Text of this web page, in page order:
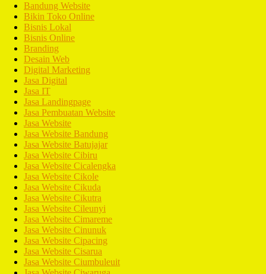
Bandung Website
Bikin Toko Online
Bisnis Lokal
Bisnis Online
Branding
Desain Web
Digital Marketing
Jasa Digital
Jasa IT
Jasa Landingpage
Jasa Pembuatan Website
Jasa Website
Jasa Website Bandung
Jasa Website Batujajar
Jasa Website Cibiru
Jasa Website Cicalengka
Jasa Website Cikole
Jasa Website Cikuda
Jasa Website Cikutra
Jasa Website Cileunyi
Jasa Website Cimareme
Jasa Website Cinunuk
Jasa Website Cipacing
Jasa Website Cisarua
Jasa Website Ciumbuleuit